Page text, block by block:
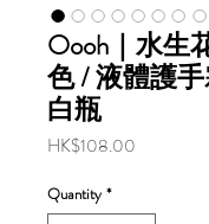
Oooh｜水生
色 / 液體護
白瓶
HK$108.00
Quantity *